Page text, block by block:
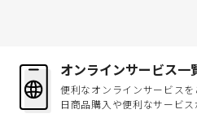
オンラインサービス一
便利なオンラインサービス
日商品購入や便利なサービス